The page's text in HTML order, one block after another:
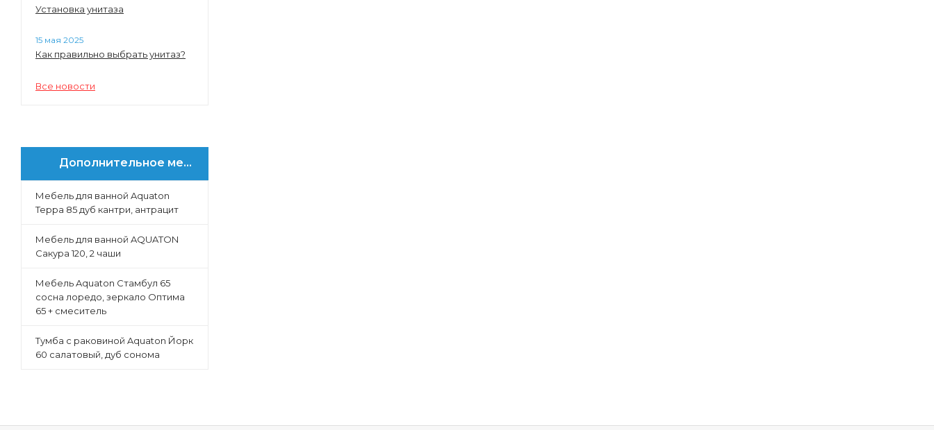
Установка унитаза
15 мая 2025
Как правильно выбрать унитаз?
Все новости
Дополнительное меню
Мебель для ванной Aquaton
Терра 85 дуб кантри, антрацит
Мебель для ванной AQUATON
Сакура 120, 2 чаши
Мебель Aquaton Стамбул 65
сосна лоредо, зеркало Оптима
65 + смеситель
Тумба с раковиной Aquaton Йорк
60 салатовый, дуб сонома